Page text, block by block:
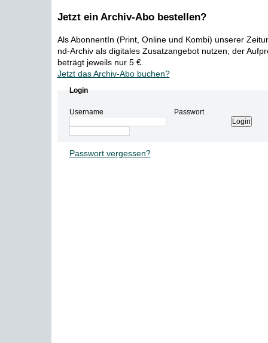
Jetzt ein Archiv-Abo bestellen?
Als AbonnentIn (Print, Online und Kombi) unserer
nd-Archiv als digitales Zusatzangebot nutzen, der
beträgt jeweils nur 5 €.
Jetzt das Archiv-Abo buchen?
Login
Username Passwort
Passwort vergessen?